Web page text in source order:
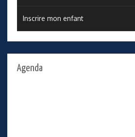
Inscrire mon enfant
Agenda